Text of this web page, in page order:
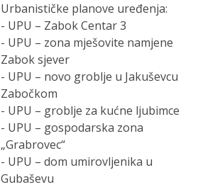
Urbanističke planove uređenja:
- UPU – Zabok Centar 3
- UPU – zona mješovite namjene
Zabok sjever
- UPU – novo groblje u Jakuševcu
Zabočkom
- UPU – groblje za kućne ljubimce
- UPU – gospodarska zona
„Grabrovec“
- UPU – dom umirovljenika u
Gubaševu